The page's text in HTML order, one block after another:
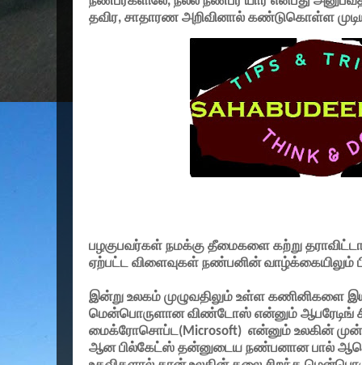
தவிர, சாதாரண அறிவினால் கண்டுகொள்ள
பழகுபவர்கள் நமக்கு தீமைகளை கற்று
ஏற்பட்ட விளைவுகள் நண்பனின் வாழ்க்கையிலும்
இன்று உலகம் முழுவதிலும் உள்ள கணினிகளை
மென்பொருளான விண்டோஸ் என்னும் ஆபரேடிங்
மைக்ரோசொப்ட( Microsoft) என்னும் உலகின்
ஆன பில்கேட்ஸ் தன்னுடைய நண்பனான பால்